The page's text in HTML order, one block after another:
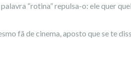
“rotina” repulsa-o: ele quer
fã de cinema, aposto que se te